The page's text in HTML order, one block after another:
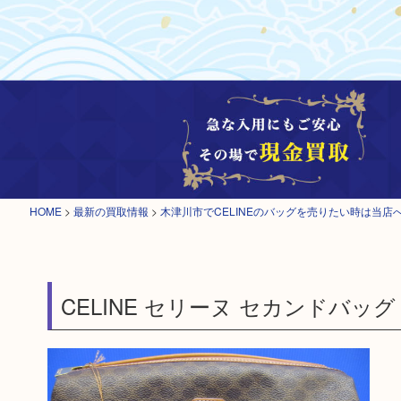
HOME > 最新の買取情報 > 木津川市でCELINEのバッグを売りたい時は当店
CELINE セリーヌ セカンドバッグ